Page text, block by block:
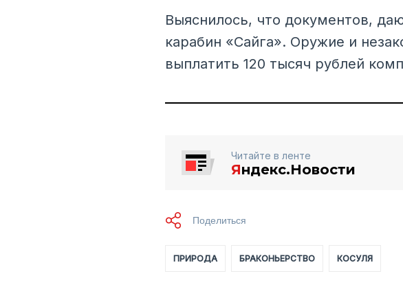
Выяснилось, что документов,
карабин «Сайга». Оружие и
выплатить 120 тысяч рублей
Читайте в ленте
Яндекс.Новости
ПРИРОДА БРАКОНЬЕРСТВО КОСУЛЯ